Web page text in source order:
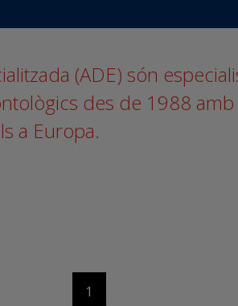
(ADE) són
des de 1988 amb
a Europa.
1